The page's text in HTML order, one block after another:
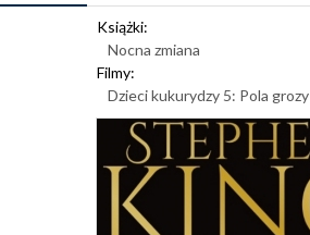
Książki:
Nocna zmiana
Filmy:
Dzieci kukurydzy 5: Pola grozy